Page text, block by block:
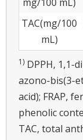
TAC(mg/100
mL)
1) DPPH, 1,1-
azono-bis(3-
acid); FRAP,
phenolic
TAC, total